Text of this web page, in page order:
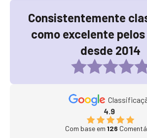
Consistentemente
como excelente
desde 2014
4.9
Com base em 126